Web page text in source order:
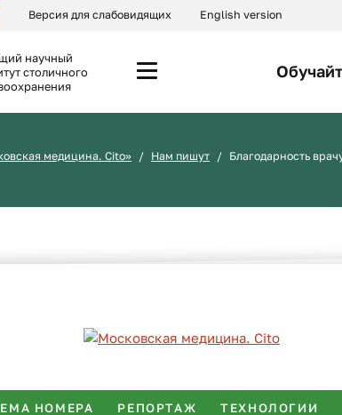
Версия для слабовидящих English version
научный
столичного
медицина. Cito» Нам пишут Благодарность
НОМЕРА РЕПОРТАЖ ТЕХНОЛОГИИ